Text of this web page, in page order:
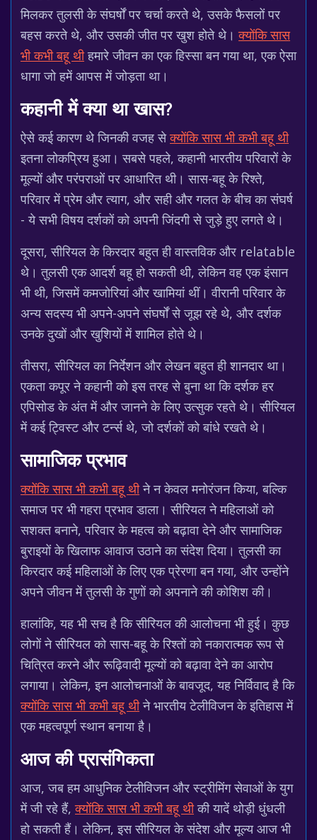
मिलकर तुलसी के संघर्षों पर चर्चा करते थे, उसके फैसलों पर
बहस करते थे, और उसकी जीत पर खुश होते थे।क्योंकि सास
भी कभी बहू थीहमारे जीवन का एक हिस्सा बन गया था, एक ऐसा
धागा जो हमें आपस में जोड़ता था।
कहानी में क्या था खास?
ऐसे कई कारण थे जिनकी वजह सेक्योंकि सास भी कभी बहू थी
इतना लोकप्रिय हुआ। सबसे पहले, कहानी भारतीय परिवारों के
मूल्यों और परंपराओं पर आधारित थी। सास-बहू के रिश्ते,
परिवार में प्रेम और त्याग, और सही और गलत के बीच का संघर्ष
- ये सभी विषय दर्शकों को अपनी जिंदगी से जुड़े हुए लगते थे।
दूसरा, सीरियल के किरदार बहुत ही वास्तविक और relatable
थे। तुलसी एक आदर्श बहू हो सकती थी, लेकिन वह एक इंसान
भी थी, जिसमें कमजोरियां और खामियां थीं। वीरानी परिवार के
अन्य सदस्य भी अपने-अपने संघर्षों से जूझ रहे थे, और दर्शक
उनके दुखों और खुशियों में शामिल होते थे।
तीसरा, सीरियल का निर्देशन और लेखन बहुत ही शानदार था।
एकता कपूर ने कहानी को इस तरह से बुना था कि दर्शक हर
एपिसोड के अंत में और जानने के लिए उत्सुक रहते थे। सीरियल
में कई ट्विस्ट और टर्न्स थे, जो दर्शकों को बांधे रखते थे।
सामाजिक प्रभाव
क्योंकि सास भी कभी बहू थीने न केवल मनोरंजन किया, बल्कि
समाज पर भी गहरा प्रभाव डाला। सीरियल ने महिलाओं को
सशक्त बनाने, परिवार के महत्व को बढ़ावा देने और सामाजिक
बुराइयों के खिलाफ आवाज उठाने का संदेश दिया। तुलसी का
किरदार कई महिलाओं के लिए एक प्रेरणा बन गया, और उन्होंने
अपने जीवन में तुलसी के गुणों को अपनाने की कोशिश की।
हालांकि, यह भी सच है कि सीरियल की आलोचना भी हुई। कुछ
लोगों ने सीरियल को सास-बहू के रिश्तों को नकारात्मक रूप से
चित्रित करने और रूढ़िवादी मूल्यों को बढ़ावा देने का आरोप
लगाया। लेकिन, इन आलोचनाओं के बावजूद, यह निर्विवाद है कि
क्योंकि सास भी कभी बहू थीने भारतीय टेलीविजन के इतिहास में
एक महत्वपूर्ण स्थान बनाया है।
आज की प्रासंगिकता
आज, जब हम आधुनिक टेलीविजन और स्ट्रीमिंग सेवाओं के युग
में जी रहे हैं,क्योंकि सास भी कभी बहू थीकी यादें थोड़ी धुंधली
हो सकती हैं। लेकिन, इस सीरियल के संदेश और मूल्य आज भी